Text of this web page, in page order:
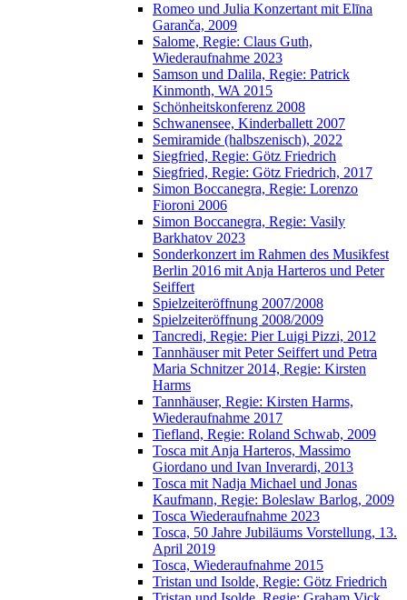
Romeo und Julia Konzertant mit Elīna
Garanča, 2009
Salome, Regie: Claus Guth,
Wiederaufnahme 2023
Samson und Dalila, Regie: Patrick
Kinmonth, WA 2015
Schönheitskonferenz 2008
Schwanensee, Kinderballett 2007
Semiramide (halbszenisch), 2022
Siegfried, Regie: Götz Friedrich
Siegfried, Regie: Götz Friedrich, 2017
Simon Boccanegra, Regie: Lorenzo
Fioroni 2006
Simon Boccanegra, Regie: Vasily
Barkhatov 2023
Sonderkonzert im Rahmen des Musikfest
Berlin 2016 mit Anja Harteros und Peter
Seiffert
Spielzeiteröffnung 2007/2008
Spielzeiteröffnung 2008/2009
Tancredi, Regie: Pier Luigi Pizzi, 2012
Tannhäuser mit Peter Seiffert und Petra
Maria Schnitzer 2014, Regie: Kirsten
Harms
Tannhäuser, Regie: Kirsten Harms,
Wiederaufnahme 2017
Tiefland, Regie: Roland Schwab, 2009
Tosca mit Anja Harteros, Massimo
Giordano und Ivan Inverardi, 2013
Tosca mit Nadja Michael und Jonas
Kaufmann, Regie: Boleslaw Barlog, 2009
Tosca Wiederaufnahme 2023
Tosca, 50 Jahre Jubiläums Vorstellung, 13.
April 2019
Tosca, Wiederaufnahme 2015
Tristan und Isolde, Regie: Götz Friedrich